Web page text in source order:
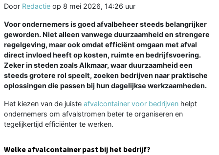
Door Redactie op 8 mei 2026, 14:26 uur
Voor ondernemers is goed afvalbeheer steeds belangrijker
geworden. Niet alleen vanwege duurzaamheid en strengere
regelgeving, maar ook omdat efficiënt omgaan met afval
direct invloed heeft op kosten, ruimte en bedrijfsvoering.
Zeker in steden zoals Alkmaar, waar duurzaamheid een
steeds grotere rol speelt, zoeken bedrijven naar praktische
oplossingen die passen bij hun dagelijkse werkzaamheden.
Het kiezen van de juiste afvalcontainer voor bedrijven helpt
ondernemers om afvalstromen beter te organiseren en
tegelijkertijd efficiënter te werken.
Welke afvalcontainer past bij het bedrijf?